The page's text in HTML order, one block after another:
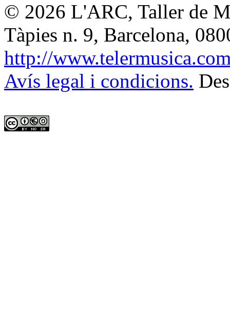
© 2026 L'ARC, Taller de
Tàpies n. 9, Barcelona,
http://
Avís legal i condicions.